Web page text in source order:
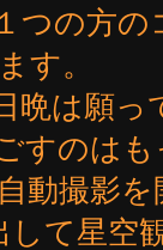
つの方
す。
晩は願
すのは
動撮影
して星空